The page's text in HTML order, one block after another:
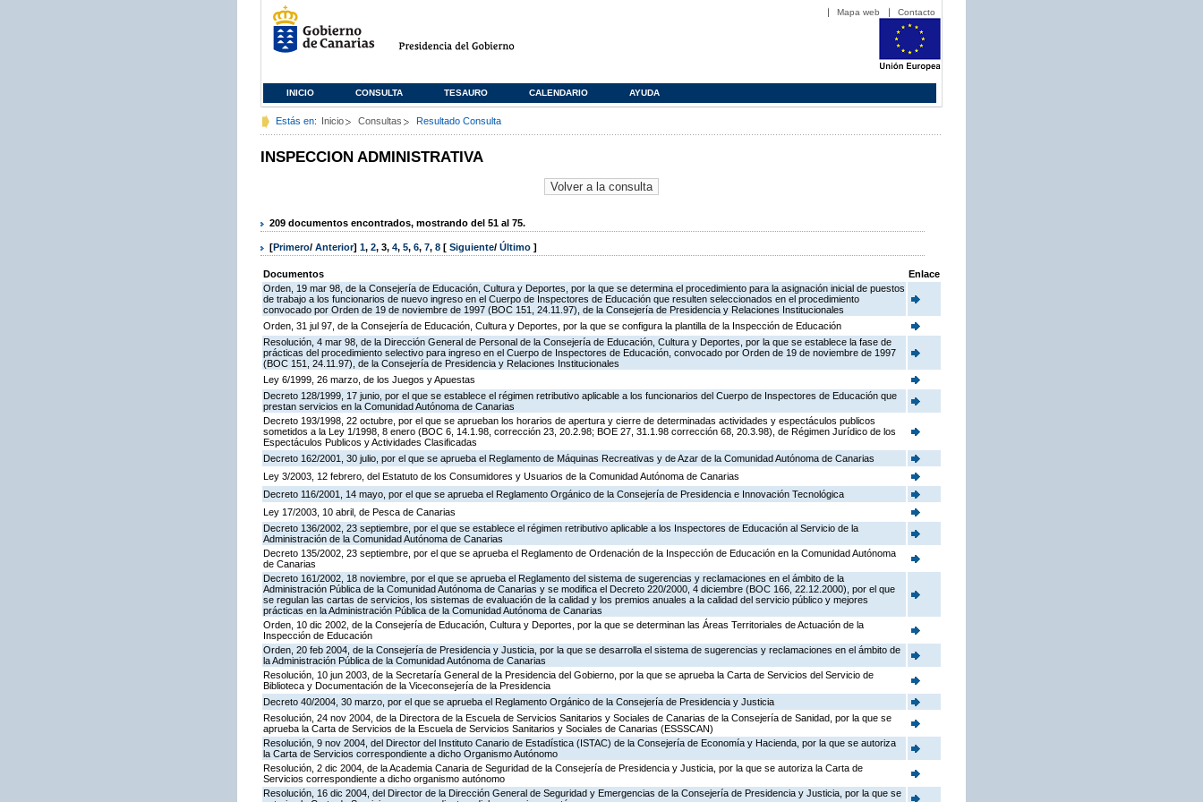
Mapa web Contacto
INICIO CONSULTA TESAURO CALENDARIO AYUDA
Estás en: Inicio Consultas Resultado Consulta
INSPECCION ADMINISTRATIVA
209 documentos encontrados, mostrando del 51 al 75.
[Primero/ Anterior] 1, 2, 3, 4, 5, 6, 7, 8 [ Siguiente/ Último ]
Documentos
Enlace
Orden, 19 mar 98, de la Consejería de Educación, Cultura y Deportes, por la que se determina el procedimiento para la asignación inicial de puestos
de trabajo a los funcionarios de nuevo ingreso en el Cuerpo de Inspectores de Educación que resulten seleccionados en el procedimiento
convocado por Orden de 19 de noviembre de 1997 (BOC 151, 24.11.97), de la Consejería de Presidencia y Relaciones Institucionales
Orden, 31 jul 97, de la Consejería de Educación, Cultura y Deportes, por la que se configura la plantilla de la Inspección de Educación
Resolución, 4 mar 98, de la Dirección General de Personal de la Consejería de Educación, Cultura y Deportes, por la que se establece la fase de
prácticas del procedimiento selectivo para ingreso en el Cuerpo de Inspectores de Educación, convocado por Orden de 19 de noviembre de 1997
(BOC 151, 24.11.97), de la Consejería de Presidencia y Relaciones Institucionales
Ley 6/1999, 26 marzo, de los Juegos y Apuestas
Decreto 128/1999, 17 junio, por el que se establece el régimen retributivo aplicable a los funcionarios del Cuerpo de Inspectores de Educación que
prestan servicios en la Comunidad Autónoma de Canarias
Decreto 193/1998, 22 octubre, por el que se aprueban los horarios de apertura y cierre de determinadas actividades y espectáculos publicos
sometidos a la Ley 1/1998, 8 enero (BOC 6, 14.1.98, corrección 23, 20.2.98; BOE 27, 31.1.98 corrección 68, 20.3.98), de Régimen Jurídico de los
Espectáculos Publicos y Actividades Clasificadas
Decreto 162/2001, 30 julio, por el que se aprueba el Reglamento de Máquinas Recreativas y de Azar de la Comunidad Autónoma de Canarias
Ley 3/2003, 12 febrero, del Estatuto de los Consumidores y Usuarios de la Comunidad Autónoma de Canarias
Decreto 116/2001, 14 mayo, por el que se aprueba el Reglamento Orgánico de la Consejería de Presidencia e Innovación Tecnológica
Ley 17/2003, 10 abril, de Pesca de Canarias
Decreto 136/2002, 23 septiembre, por el que se establece el régimen retributivo aplicable a los Inspectores de Educación al Servicio de la
Administración de la Comunidad Autónoma de Canarias
Decreto 135/2002, 23 septiembre, por el que se aprueba el Reglamento de Ordenación de la Inspección de Educación en la Comunidad Autónoma
de Canarias
Decreto 161/2002, 18 noviembre, por el que se aprueba el Reglamento del sistema de sugerencias y reclamaciones en el ámbito de la
Administración Pública de la Comunidad Autónoma de Canarias y se modifica el Decreto 220/2000, 4 diciembre (BOC 166, 22.12.2000), por el que
se regulan las cartas de servicios, los sistemas de evaluación de la calidad y los premios anuales a la calidad del servicio público y mejores
prácticas en la Administración Pública de la Comunidad Autónoma de Canarias
Orden, 10 dic 2002, de la Consejería de Educación, Cultura y Deportes, por la que se determinan las Áreas Territoriales de Actuación de la
Inspección de Educación
Orden, 20 feb 2004, de la Consejería de Presidencia y Justicia, por la que se desarrolla el sistema de sugerencias y reclamaciones en el ámbito de
la Administración Pública de la Comunidad Autónoma de Canarias
Resolución, 10 jun 2003, de la Secretaría General de la Presidencia del Gobierno, por la que se aprueba la Carta de Servicios del Servicio de
Biblioteca y Documentación de la Viceconsejería de la Presidencia
Decreto 40/2004, 30 marzo, por el que se aprueba el Reglamento Orgánico de la Consejería de Presidencia y Justicia
Resolución, 24 nov 2004, de la Directora de la Escuela de Servicios Sanitarios y Sociales de Canarias de la Consejería de Sanidad, por la que se
aprueba la Carta de Servicios de la Escuela de Servicios Sanitarios y Sociales de Canarias (ESSSCAN)
Resolución, 9 nov 2004, del Director del Instituto Canario de Estadística (ISTAC) de la Consejería de Economía y Hacienda, por la que se autoriza
la Carta de Servicios correspondiente a dicho Organismo Autónomo
Resolución, 2 dic 2004, de la Academia Canaria de Seguridad de la Consejería de Presidencia y Justicia, por la que se autoriza la Carta de
Servicios correspondiente a dicho organismo autónomo
Resolución, 16 dic 2004, del Director de la Dirección General de Seguridad y Emergencias de la Consejería de Presidencia y Justicia, por la que se